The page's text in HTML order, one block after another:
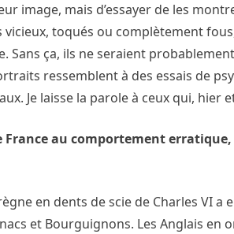
image, mais d’essayer de les
vicieux, toqués ou complètement
Sans ça, ils ne seraient
ressemblent à des essais de
Je laisse la parole à ceux qui, hier
France au comportement
en dents de scie de Charles VI a
et Bourguignons. Les Anglais